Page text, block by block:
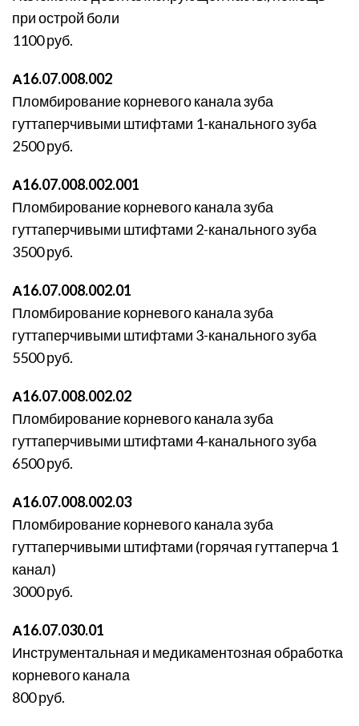
при острой боли
1100 руб.
А16.07.008.002
Пломбирование корневого канала зуба
гуттаперчивыми штифтами 1-канального зуба
2500 руб.
А16.07.008.002.001
Пломбирование корневого канала зуба
гуттаперчивыми штифтами 2-канального зуба
3500 руб.
А16.07.008.002.01
Пломбирование корневого канала зуба
гуттаперчивыми штифтами 3-канального зуба
5500 руб.
А16.07.008.002.02
Пломбирование корневого канала зуба
гуттаперчивыми штифтами 4-канального зуба
6500 руб.
А16.07.008.002.03
Пломбирование корневого канала зуба
гуттаперчивыми штифтами (горячая гуттаперча 1
канал)
3000 руб.
А16.07.030.01
Инструментальная и медикаментозная обработка
корневого канала
800 руб.